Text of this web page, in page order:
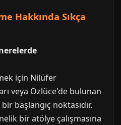
Hakkında Sıkça
için Nilüfer
veya Özlüce'de bulunan
başlangıç noktasıdır.
bir atölye çalışmasına